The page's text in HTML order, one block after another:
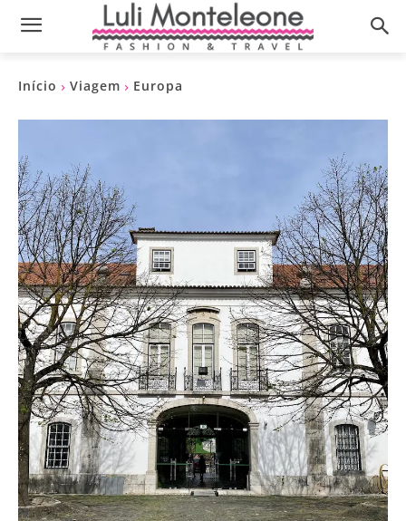
Início Viagem Europa